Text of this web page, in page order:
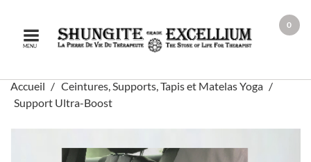
MENU
0
Accueil
Ceintures, Supports, Tapis et Matelas Yoga
Support Ultra-Boost